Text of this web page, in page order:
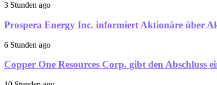
3 Stunden ago
Prospera Energy Inc. informiert Aktionäre über
6 Stunden ago
Copper One Resources Corp. gibt den